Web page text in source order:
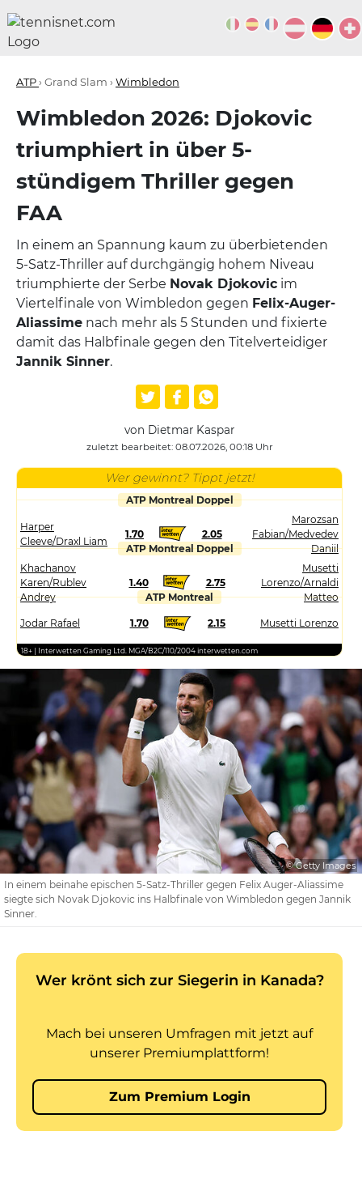
ATP› Grand Slam › Wimbledon
Wimbledon 2026: Djokovic
triumphiert in über 5-
stündigem Thriller gegen
FAA
In einem an Spannung kaum zu überbietenden
5-Satz-Thriller auf durchgängig hohem Niveau
triumphierte der Serbe Novak Djokovic im
Viertelfinale von Wimbledon gegen Felix-Auger-
Aliassime nach mehr als 5 Stunden und fixierte
damit das Halbfinale gegen den Titelverteidiger
Jannik Sinner.
von Dietmar Kaspar
zuletzt bearbeitet: 08.07.2026, 00:18 Uhr
Wer gewinnt? Tippt jetzt!
ATP Montreal Doppel
Harper
Cleeve/Draxl Liam
1.70 2.05
Marozsan
Fabian/Medvedev
Daniil
ATP Montreal Doppel
Khachanov
Karen/Rublev
Andrey
1.40 2.75
Musetti
Lorenzo/Arnaldi
Matteo
ATP Montreal
Jodar Rafael 1.70 2.15 Musetti Lorenzo
18+ | Interwetten Gaming Ltd. MGA/B2C/110/2004 interwetten.com
© Getty Images
In einem beinahe epischen 5-Satz-Thriller gegen Felix Auger-Aliassime
siegte sich Novak Djokovic ins Halbfinale von Wimbledon gegen Jannik
Sinner.